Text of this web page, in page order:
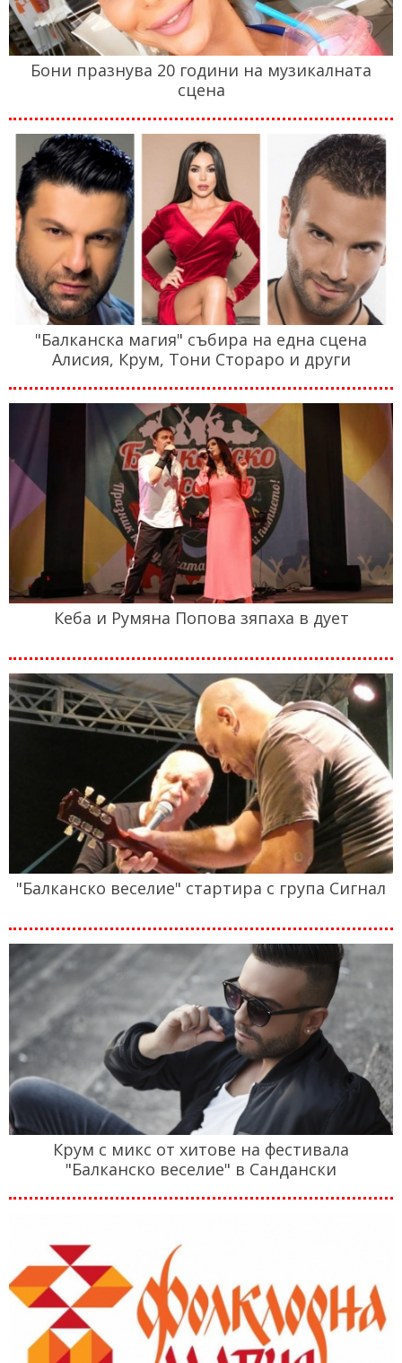
Бони празнува 20 години на музикалната
сцена
"Балканска магия" събира на една сцена
Алисия, Крум, Тони Стораро и други
Кеба и Румяна Попова зяпаха в дует
"Балканско веселие" стартира с група Сигнал
Крум с микс от хитове на фестивала
"Балканско веселие" в Сандански